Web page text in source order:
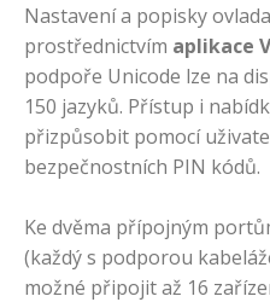
Nastavení a popisky
prostřednictvím aplikace
podpoře Unicode lze na
150 jazyků. Přístup i
přizpůsobit pomocí
bezpečnostních PIN kódů.
Ke dvěma přípojným
(každý s podporou
možné připojit až 16